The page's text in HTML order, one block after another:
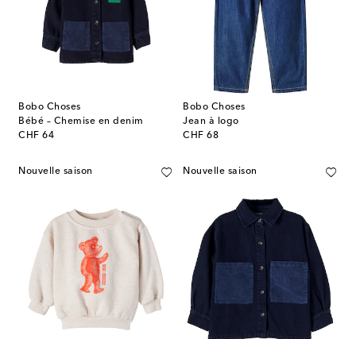
Bobo Choses
Bébé – Chemise en denim
CHF 64
original price
Bobo Choses
Jean à logo
CHF 68
original price
Nouvelle saison Nouvelle saison